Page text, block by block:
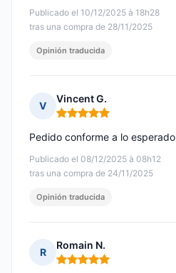
Publicado el 10/12/2025 à 18h28
tras una compra de 28/11/2025
Opinión traducida
V
Vincent G.
Nota: 5 de 5
Publicado el 08/12/2025 à 08h12
tras una compra de 24/11/2025
Pedido conforme a lo esperado
Opinión traducida
R
Romain N.
Nota: 5 de 5